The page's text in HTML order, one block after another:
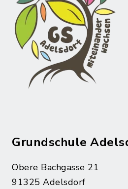
Grundschule
Obere Bachgasse 21
91325 Adelsdorf